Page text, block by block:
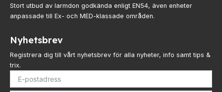
Stort utbud av larmdon godkända enligt EN54, även enheter
anpassade till Ex- och MED-klassade områden.
Nyhetsbrev
Registrera dig till vårt nyhetsbrev för alla nyheter, info samt tips &
trix.